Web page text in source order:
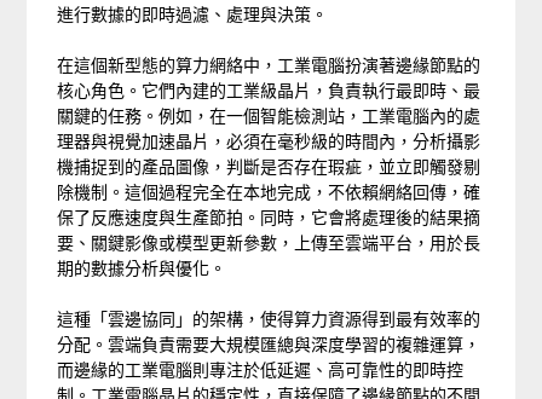
進行數據的即時過濾、處理與決策。
在這個新型態的算力網絡中，工業電腦扮演著邊緣節點的
核心角色。它們內建的工業級晶片，負責執行最即時、最
關鍵的任務。例如，在一個智能檢測站，工業電腦內的處
理器與視覺加速晶片，必須在毫秒級的時間內，分析攝影
機捕捉到的產品圖像，判斷是否存在瑕疵，並立即觸發剔
除機制。這個過程完全在本地完成，不依賴網絡回傳，確
保了反應速度與生產節拍。同時，它會將處理後的結果摘
要、關鍵影像或模型更新參數，上傳至雲端平台，用於長
期的數據分析與優化。
這種「雲邊協同」的架構，使得算力資源得到最有效率的
分配。雲端負責需要大規模匯總與深度學習的複雜運算，
而邊緣的工業電腦則專注於低延遲、高可靠性的即時控
制。工業電腦晶片的穩定性，直接保障了邊緣節點的不間